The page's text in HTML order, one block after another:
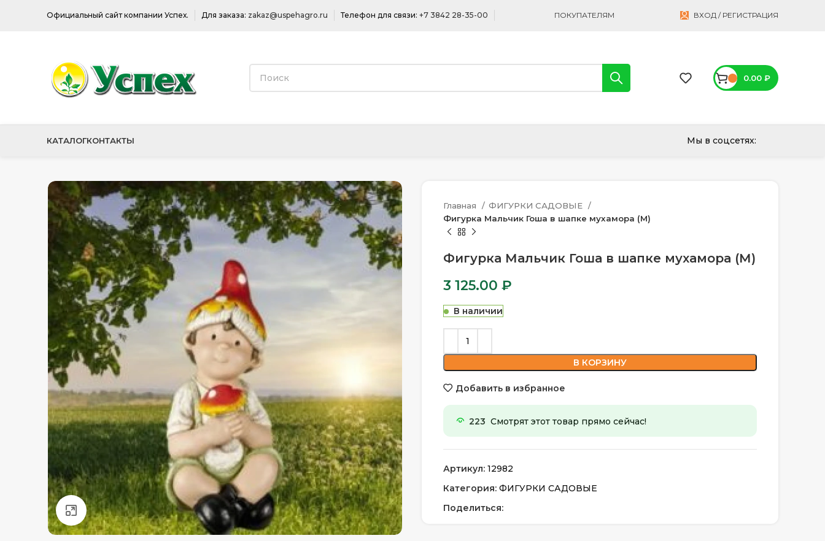
Официальный сайт компании Успех. Для заказа: zakaz@uspehagro.ru Телефон для связи: +7 3842 28-35-00 ПОКУПАТЕЛЯМ ВХОД / РЕГИСТРАЦИЯ
0.00 ₽
КАТАЛОГКОНТАКТЫ Мы в соцсетях:
Нажмите, чтобы увеличить
Главная
ФИГУРКИ САДОВЫЕ
Фигурка Мальчик Гоша в шапке мухамора (М)
Фигурка Мальчик Гоша в шапке мухамора (М)
3 125.00 ₽
В наличии
В КОРЗИНУ
Добавить в избранное
223 Смотрят этот товар прямо сейчас!
Артикул: 12982
Категория: ФИГУРКИ САДОВЫЕ
Поделиться: